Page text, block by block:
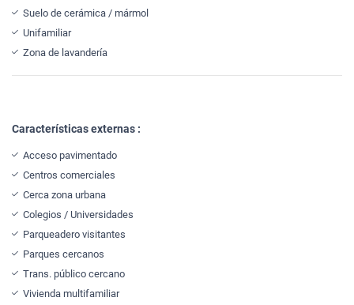
Suelo de cerámica / mármol
Unifamiliar
Zona de lavandería
Características externas :
Acceso pavimentado
Centros comerciales
Cerca zona urbana
Colegios / Universidades
Parqueadero visitantes
Parques cercanos
Trans. público cercano
Vivienda multifamiliar